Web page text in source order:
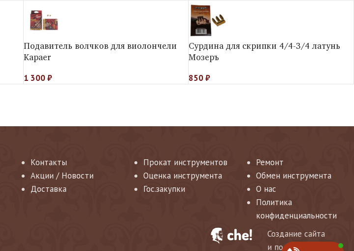
Подавитель волчков для виолончели
Kapaer
1 300₽
Сурдина для скрипки 4/4-3/4 латунь
Мозеръ
850₽
Контакты
Акции / Новости
Доставка
Прокат инструментов
Оценка инструмента
Гос.закупки
Ремонт
Обмен инструмента
О нас
Политика
конфиденциальности
Создание сайта
и поддержка